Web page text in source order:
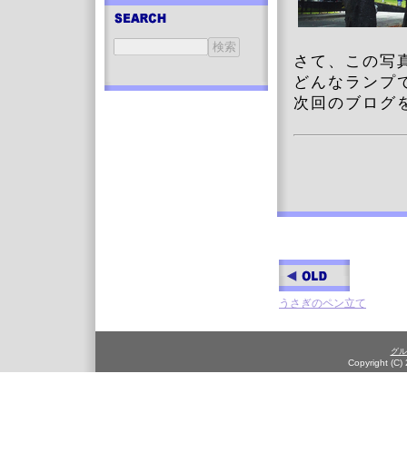
さて、この写
どんなランプ
次回のブログ
うさぎのペン立て
グ
Copyright (C)